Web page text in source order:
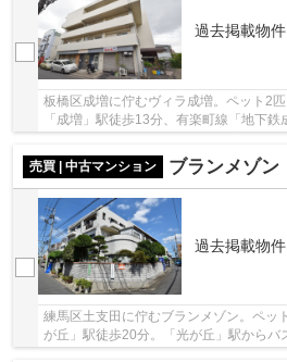
過去掲載物件
板橋区成増に佇むヴィラ成増。ペット2
「成増」駅徒歩13分、有楽町線「地下
売買 | 中古マンション
ブランメゾン
過去掲載物件
練馬区土支田に佇むブランメゾン。ペッ
が丘」駅徒歩20分。「光が丘」駅からバ
歩3分の利用も可能。昭和59年築の新耐